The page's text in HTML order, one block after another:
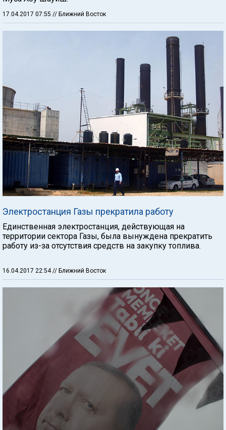
17.04.2017 07:55 // Ближний Восток
Электростанция Газы прекратила работу
Единственная электростанция, действующая на
территории сектора Газы, была вынуждена прекратить
работу из-за отсутствия средств на закупку топлива.
16.04.2017 22:54// Ближний Восток